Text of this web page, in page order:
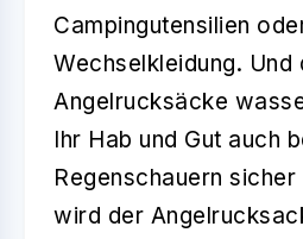
Campingutensilien
Wechselkleidung. Und
Angelrucksäcke
Ihr Hab und Gut auch
Regenschauern
wird der